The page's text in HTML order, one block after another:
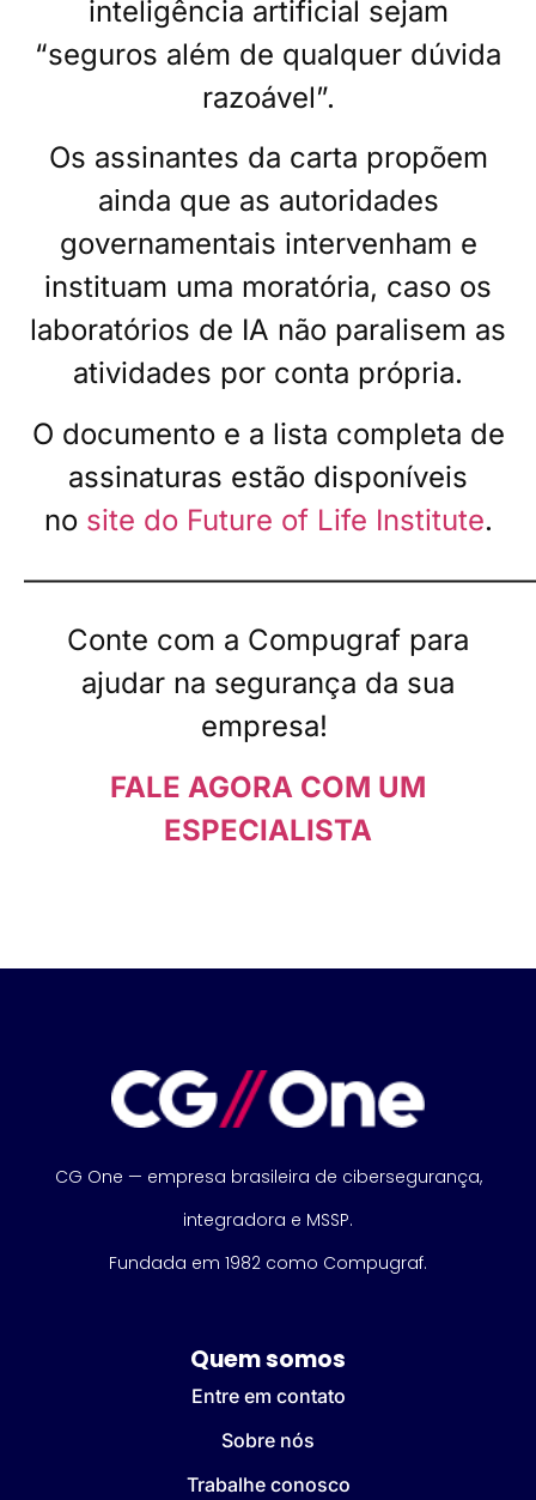
inteligência artificial sejam
“seguros além de qualquer dúvida
razoável”.
Os assinantes da carta propõem
ainda que as autoridades
governamentais intervenham e
instituam uma moratória, caso os
laboratórios de IA não paralisem as
atividades por conta própria.
O documento e a lista completa de
assinaturas estão disponíveis
no site do Future of Life Institute.
Conte com a Compugraf para
ajudar na segurança da sua
empresa!
FALE AGORA COM UM
ESPECIALISTA
CG One — empresa brasileira de cibersegurança,
integradora e MSSP.
Fundada em 1982 como Compugraf.
Quem somos
Entre em contato
Sobre nós
Trabalhe conosco